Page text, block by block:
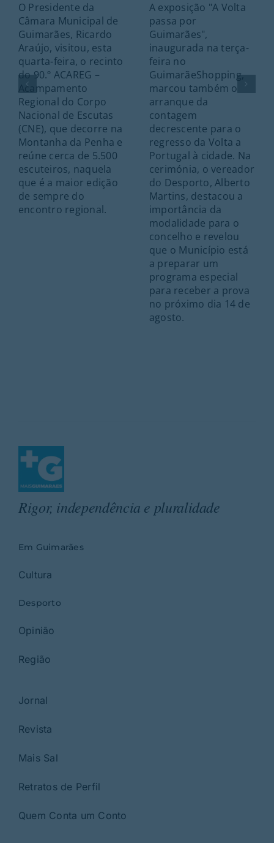
O Presidente da
Câmara Municipal de
Guimarães, Ricardo
Araújo, visitou, esta
quarta-feira, o recinto
do 90.º ACAREG –
Acampamento
Regional do Corpo
Nacional de Escutas
(CNE), que decorre na
Montanha da Penha e
reúne cerca de 5.500
escuteiros, naquela
que é a maior edição
de sempre do
encontro regional.
A exposição "A Volta
passa por
Guimarães",
inaugurada na terça-
feira no
GuimarãeShopping,
marcou também o
arranque da
contagem
decrescente para o
regresso da Volta a
Portugal à cidade. Na
cerimónia, o vereador
do Desporto, Alberto
Martins, destacou a
importância da
modalidade para o
concelho e revelou
que o Município está
a preparar um
programa especial
para receber a prova
no próximo dia 14 de
agosto.
Rigor, independência e pluralidade
Em Guimarães
Cultura
Desporto
Opinião
Região
Jornal
Revista
Mais Sal
Retratos de Perfil
Quem Conta um Conto